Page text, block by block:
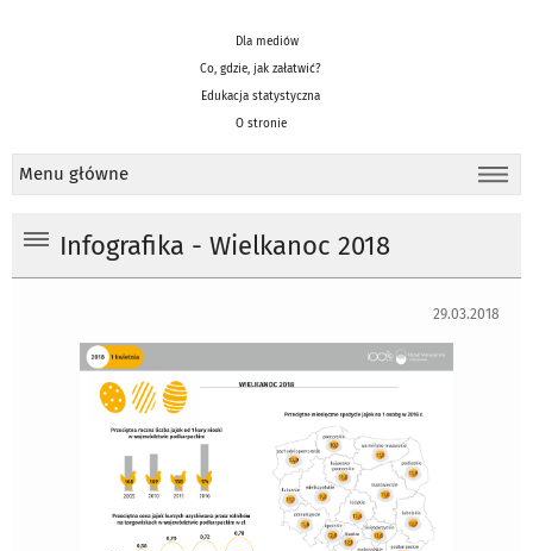
Dla mediów
Co, gdzie, jak załatwić?
Edukacja statystyczna
O stronie
Menu główne
Infografika - Wielkanoc 2018
29.03.2018